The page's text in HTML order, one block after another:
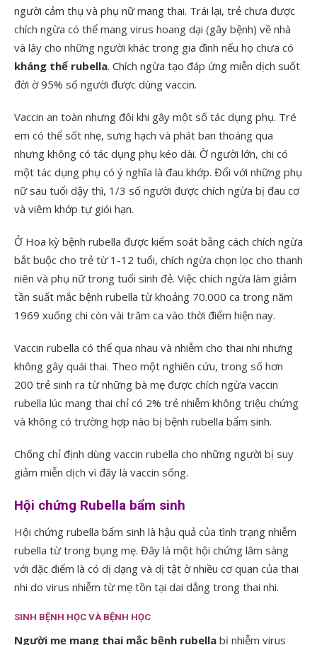
người cảm thụ và phụ nữ mang thai. Trái lại, trẻ chưa được
chích ngừa có thể mang virus hoang dại (gây bệnh) về nhà
và lây cho những người khác trong gia đình nếu họ chưa có
kháng thể rubella. Chích ngừa tạo đáp ứng miễn dịch suốt
đời ờ 95% số người được dùng vaccin.
Vaccin an toàn nhưng đôi khi gây một số tác dụng phụ. Tré
em có thể sốt nhẹ, sưng hạch và phát ban thoáng qua
nhưng không có tác dụng phụ kéo dài. Ờ người lớn, chi có
một tác dụng phụ có ý nghĩa là đau khớp. Đổi với những phụ
nữ sau tuổi dậy thì, 1/3 số người được chích ngừa bị đau cơ
và viêm khớp tự giói hạn.
Ở Hoa kỳ bệnh rubella được kiểm soát bằng cách chích ngừa
bắt buộc cho trẻ từ 1-12 tuổi, chích ngừa chọn lọc cho thanh
niên và phụ nữ trong tuổi sinh đẻ. Việc chích ngừa làm giảm
tần suất mắc bệnh rubella từ khoảng 70.000 ca trong năm
1969 xuống chi còn vài trăm ca vào thời điểm hiện nay.
Vaccin rubella có thể qua nhau và nhiễm cho thai nhi nhưng
không gây quái thai. Theo một nghiên cứu, trong số hơn
200 trẻ sinh ra từ những bà mẹ được chích ngừa vaccin
rubella lúc mang thai chỉ có 2% trẻ nhiễm không triệu chứng
và không có trường hợp nào bị bệnh rubella bẩm sinh.
Chống chỉ định dùng vaccin rubella cho những người bị suy
giảm miễn dịch vì đây là vaccin sống.
Hội chứng Rubella bẩm sinh
Hội chứng rubella bẩm sinh là hậu quả của tình trạng nhiễm
rubella từ trong bụng mẹ. Đây là một hội chứng lâm sàng
với đặc điểm là có dị dạng và dị tật ờ nhiều cơ quan của thai
nhi do virus nhiễm từ mẹ tồn tại dai dẳng trong thai nhi.
SINH BỆNH HỌC VÀ BỆNH HỌC
Người mẹ mang thai mắc bệnh rubella bị nhiễm virus